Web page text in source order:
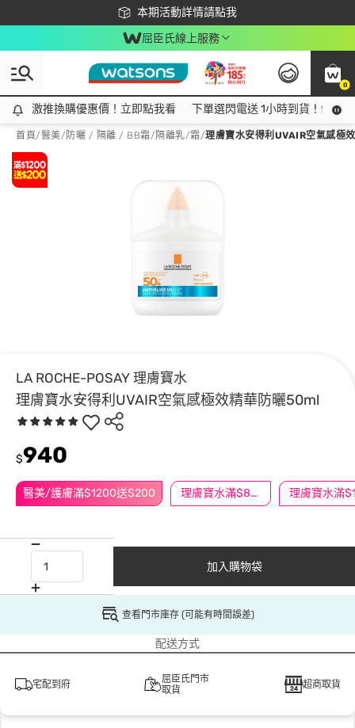
本期活動詳情請點我
下載app最高回饋$350
屈臣氏線上服務
0
激推換購優惠價！立即點我看
激推換購優惠價！立即點我看 下單選閃電送 1小時到貨！領神
首頁/醫美/ 防曬 / 隔離 / BB霜/ 隔離乳/霜/理膚寶水安得利UVAIR空氣感極
LA ROCHE-POSAY 理膚寶水
理膚寶水安得利UVAIR空氣感極效精華防曬50ml
醫美/護膚滿$1200送$200 理膚寶水滿$888折$100
$940
加入購物袋
查看門市庫存 (可能有時間誤差)
配送方式
宅配到府
屈臣氏門市
取貨
超商取貨